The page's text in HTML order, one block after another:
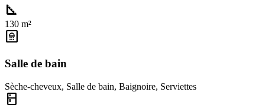
square_foot
130 m²
bathroom
Salle de bain
Sèche-cheveux, Salle de bain, Baignoire, Serviettes
kitchen